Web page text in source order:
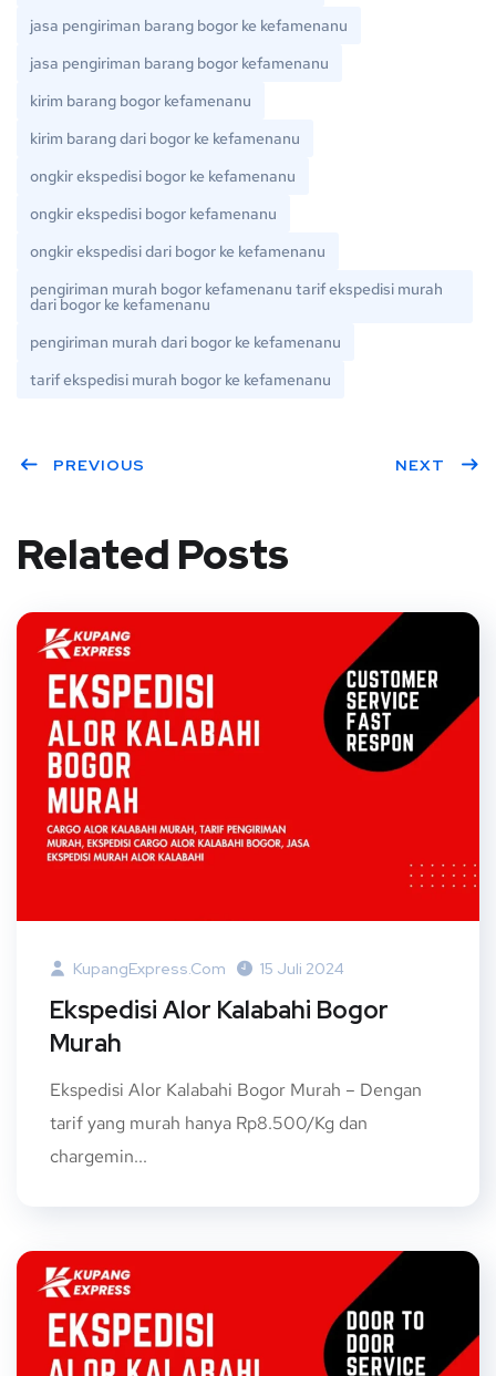
jasa pengiriman barang bogor ke kefamenanu
jasa pengiriman barang bogor kefamenanu
kirim barang bogor kefamenanu
kirim barang dari bogor ke kefamenanu
ongkir ekspedisi bogor ke kefamenanu
ongkir ekspedisi bogor kefamenanu
ongkir ekspedisi dari bogor ke kefamenanu
pengiriman murah bogor kefamenanu tarif ekspedisi murah
dari bogor ke kefamenanu
pengiriman murah dari bogor ke kefamenanu
tarif ekspedisi murah bogor ke kefamenanu
PREVIOUS NEXT
Related Posts
KupangExpress.com 15 Juli 2024
Ekspedisi Alor Kalabahi Bogor
Murah
Ekspedisi Alor Kalabahi Bogor Murah – Dengan
tarif yang murah hanya Rp8.500/Kg dan
chargemin...